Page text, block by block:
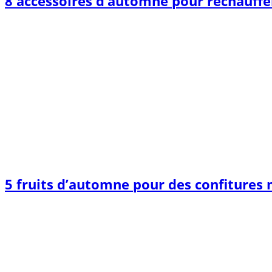
5 fruits d’automne pour des confitures